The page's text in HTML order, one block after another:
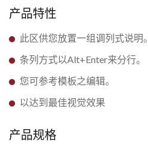
产品特性
此区供您放置一组调列式说明。
条列方式以Alt+Enter来分行。
您可参考模板之编辑。
以达到最佳视觉效果
产品规格